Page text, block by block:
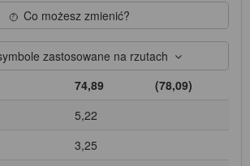
Co możesz zmienić?
zastosowane na rzutach
74,89
(78,09)
5,22
3,25